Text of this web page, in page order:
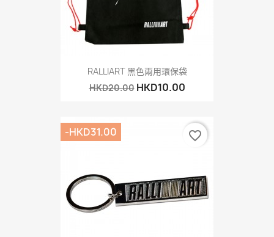
RALLIART 黑色兩用環保袋
HKD20.00 HKD10.00
-HKD31.00 favorite_border